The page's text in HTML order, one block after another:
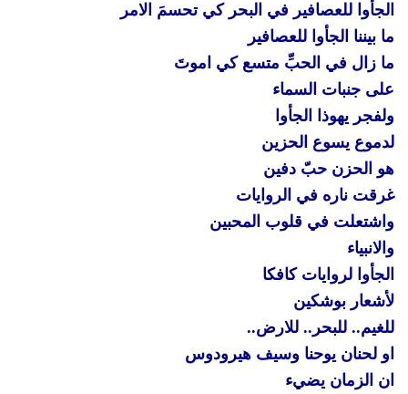
الجأوا للعصافير في البحر كي تحسمَ الامر
ما بيننا الجأوا للعصافير
ما زال في الحبِّ متسع كي اموتَ
على جنبات السماء
ولفجر يهوذا الجأوا
لدموع يسوع الحزين
هو الحزن حبّ دفين
غرقت ناره في الروايات
واشتعلت في قلوب المحبين
والانبياء
الجأوا لروايات كافكا
لأشعار بوشكين
للغيم.. للبحر.. للارض..
او لحنان يوحنا وسيف هيرودوس
ان الزمان يضيء